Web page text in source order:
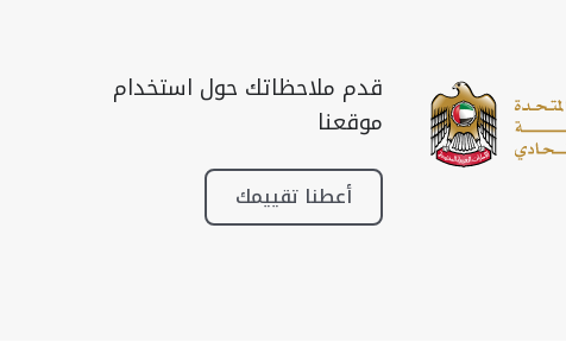
قدم ملاحظاتك حول استخدام
موقعنا
أعطنا تقييمك